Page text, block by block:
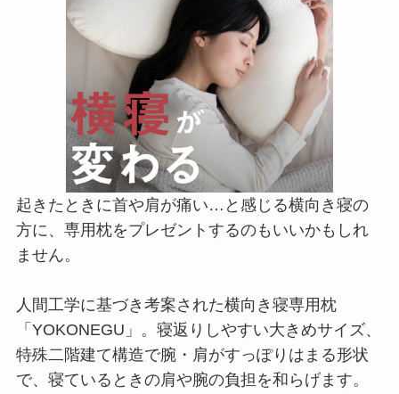
起きたときに首や肩が痛い…と感じる横向き寝の
方に、専用枕をプレゼントするのもいいかもしれ
ません。
人間工学に基づき考案された横向き寝専用枕
「YOKONEGU」。寝返りしやすい大きめサイズ、
特殊二階建て構造で腕・肩がすっぽりはまる形状
で、寝ているときの肩や腕の負担を和らげます。